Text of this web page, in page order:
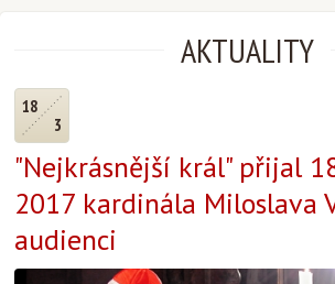
AKTUALITY
18
3
"Nejkrásnější král" přijal
2017 kardinála Miloslava
audienci